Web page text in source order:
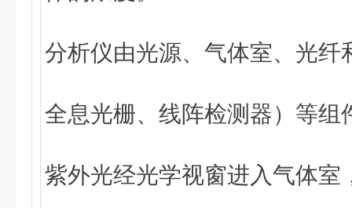
分析仪由光源、气体室、光纤
全息光栅、线阵检测器）等组
紫外光经光学视窗进入气体室